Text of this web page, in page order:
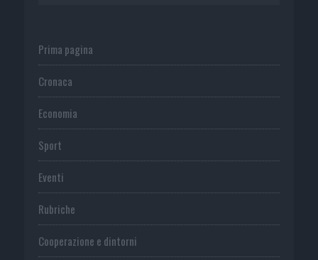
Prima pagina
Cronaca
Economia
Sport
Eventi
Rubriche
Cooperazione e dintorni